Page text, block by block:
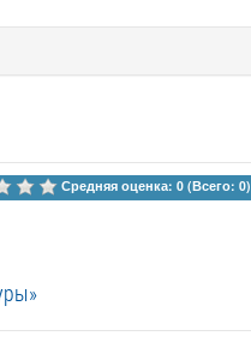
Средняя оценка: 0 (Всего: 0)